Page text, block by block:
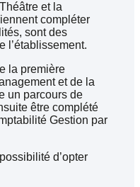
et la
compléter
sont des
l’établissement.
la première
et de la
un parcours de
être complété
Gestion par
d’opter